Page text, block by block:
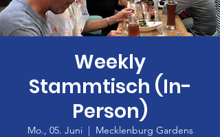
Weekly
Stammtisch (In-
Person)
Mo., 05. Juni
  |
Mecklenburg Gardens